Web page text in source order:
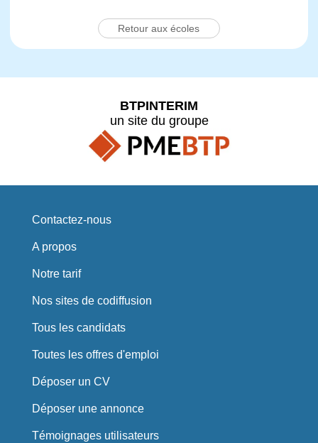
Retour aux écoles
BTPINTERIM
un site du groupe
Contactez-nous
A propos
Notre tarif
Nos sites de codiffusion
Tous les candidats
Toutes les offres d'emploi
Déposer un CV
Déposer une annonce
Témoignages utilisateurs